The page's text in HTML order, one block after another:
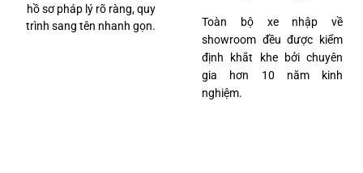
hồ sơ pháp lý rõ ràng, quy
trình sang tên nhanh gọn.
Toàn bộ xe nhập về
showroom đều được kiểm
định khắt khe bởi chuyên
gia hơn 10 năm kinh
nghiệm.